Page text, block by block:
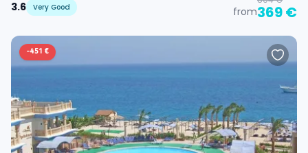
3.6
Very Good from369 €
-451 €